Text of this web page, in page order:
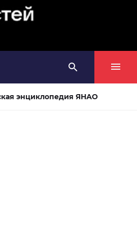
энциклопедия ЯНАО